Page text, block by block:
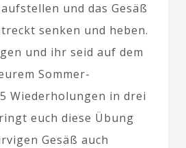
und das Gesäß
senken und heben.
und ihr seid auf dem
Sommer-
Wiederholungen in drei
euch diese Übung
Gesäß auch